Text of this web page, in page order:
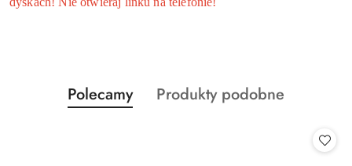
Pomiń karuzelę produktów
Produkty
o
Polecamy
Produkty
Produkty podobne